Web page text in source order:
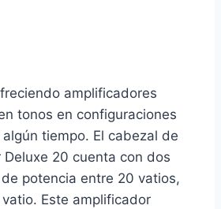
amplificadores
tonos en configuraciones
tiempo. El cabezal de
20 cuenta con dos
potencia entre 20 vatios,
Este amplificador